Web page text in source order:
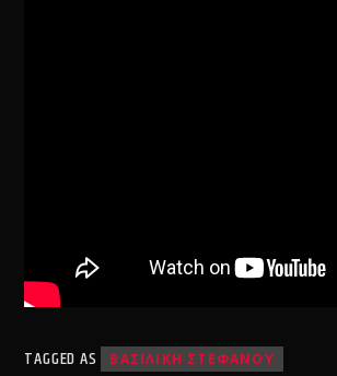
TAGGED AS ΒΑΣΙΛΙΚΗ ΣΤΕΦΑΝΟΥ